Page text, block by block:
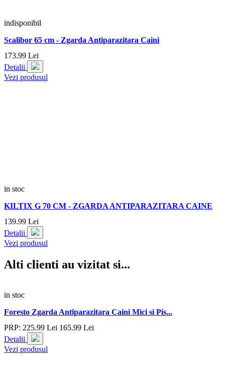
indisponibil
Scalibor 65 cm - Zgarda Antiparazitara Caini
173.99 Lei
Detalii
Vezi produsul
in stoc
KILTIX G 70 CM - ZGARDA ANTIPARAZITARA CAINE
139.99 Lei
Detalii
Vezi produsul
Alti clienti au vizitat si...
in stoc
Foresto Zgarda Antiparazitara Caini Mici si Pis...
PRP: 225.99 Lei 165.99 Lei
Detalii
Vezi produsul